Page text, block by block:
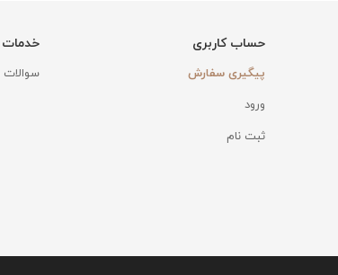
حساب کاربری
پیگیری سفارش
ورود
ثبت نام
سوالات